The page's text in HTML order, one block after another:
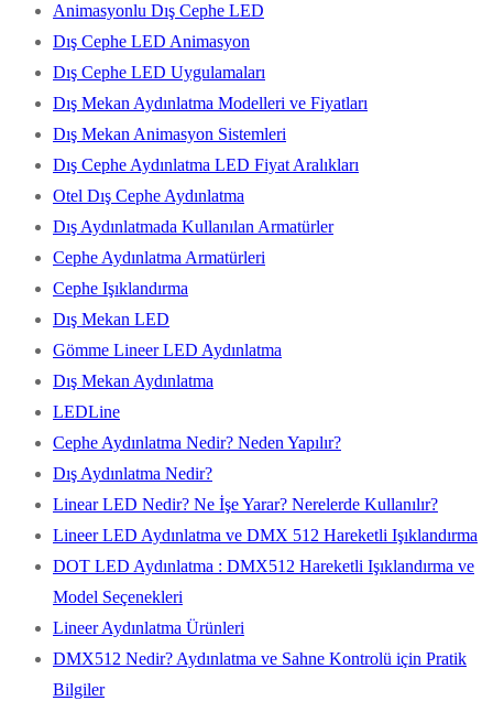
Animasyonlu Dış Cephe LED
Dış Cephe LED Animasyon
Dış Cephe LED Uygulamaları
Dış Mekan Aydınlatma Modelleri ve Fiyatları
Dış Mekan Animasyon Sistemleri
Dış Cephe Aydınlatma LED Fiyat Aralıkları
Otel Dış Cephe Aydınlatma
Dış Aydınlatmada Kullanılan Armatürler
Cephe Aydınlatma Armatürleri
Cephe Işıklandırma
Dış Mekan LED
Gömme Lineer LED Aydınlatma
Dış Mekan Aydınlatma
LEDLine
Cephe Aydınlatma Nedir? Neden Yapılır?
Dış Aydınlatma Nedir?
Linear LED Nedir? Ne İşe Yarar? Nerelerde Kullanılır?
Lineer LED Aydınlatma ve DMX 512 Hareketli Işıklandırma
DOT LED Aydınlatma : DMX512 Hareketli Işıklandırma ve
Model Seçenekleri
Lineer Aydınlatma Ürünleri
DMX512 Nedir? Aydınlatma ve Sahne Kontrolü için Pratik
Bilgiler